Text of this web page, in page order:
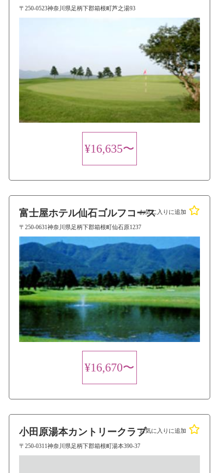
〒250-0523神奈川県足柄下郡箱根町芦之湯93
¥16,635〜
富士屋ホテル仙石ゴルフコース
〒250-0631神奈川県足柄下郡箱根町仙石原1237
¥16,670〜
お気に入りに追加
小田原湯本カントリークラブ
〒250-0311神奈川県足柄下郡箱根町湯本390-37
お気に入りに追加